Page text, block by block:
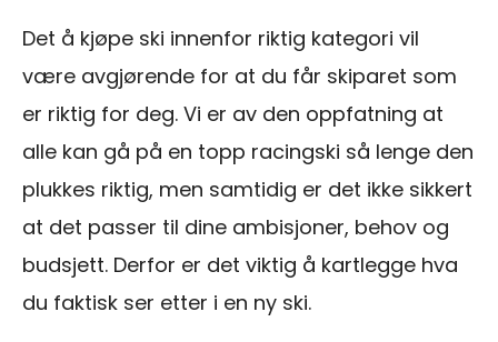
Det å kjøpe ski innenfor riktig kategori vil
være avgjørende for at du får skiparet som
er riktig for deg. Vi er av den oppfatning at
alle kan gå på en topp racingski så lenge den
plukkes riktig, men samtidig er det ikke sikkert
at det passer til dine ambisjoner, behov og
budsjett. Derfor er det viktig å kartlegge hva
du faktisk ser etter i en ny ski.